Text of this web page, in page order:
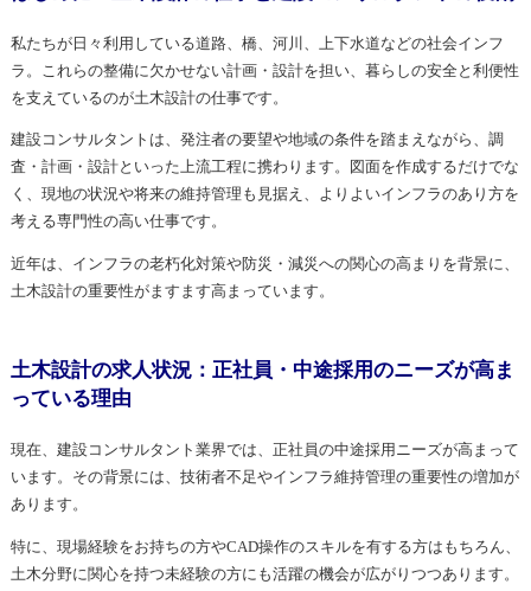
私たちが日々利用している道路、橋、河川、上下水道などの社会インフ
ラ。これらの整備に欠かせない計画・設計を担い、暮らしの安全と利便性
を支えているのが土木設計の仕事です。
建設コンサルタントは、発注者の要望や地域の条件を踏まえながら、調
査・計画・設計といった上流工程に携わります。図面を作成するだけでな
く、現地の状況や将来の維持管理も見据え、よりよいインフラのあり方を
考える専門性の高い仕事です。
近年は、インフラの老朽化対策や防災・減災への関心の高まりを背景に、
土木設計の重要性がますます高まっています。
土木設計の求人状況：正社員・中途採用のニーズが高ま
っている理由
現在、建設コンサルタント業界では、正社員の中途採用ニーズが高まって
います。その背景には、技術者不足やインフラ維持管理の重要性の増加が
あります。
特に、現場経験をお持ちの方やCAD操作のスキルを有する方はもちろん、
土木分野に関心を持つ未経験の方にも活躍の機会が広がりつつあります。